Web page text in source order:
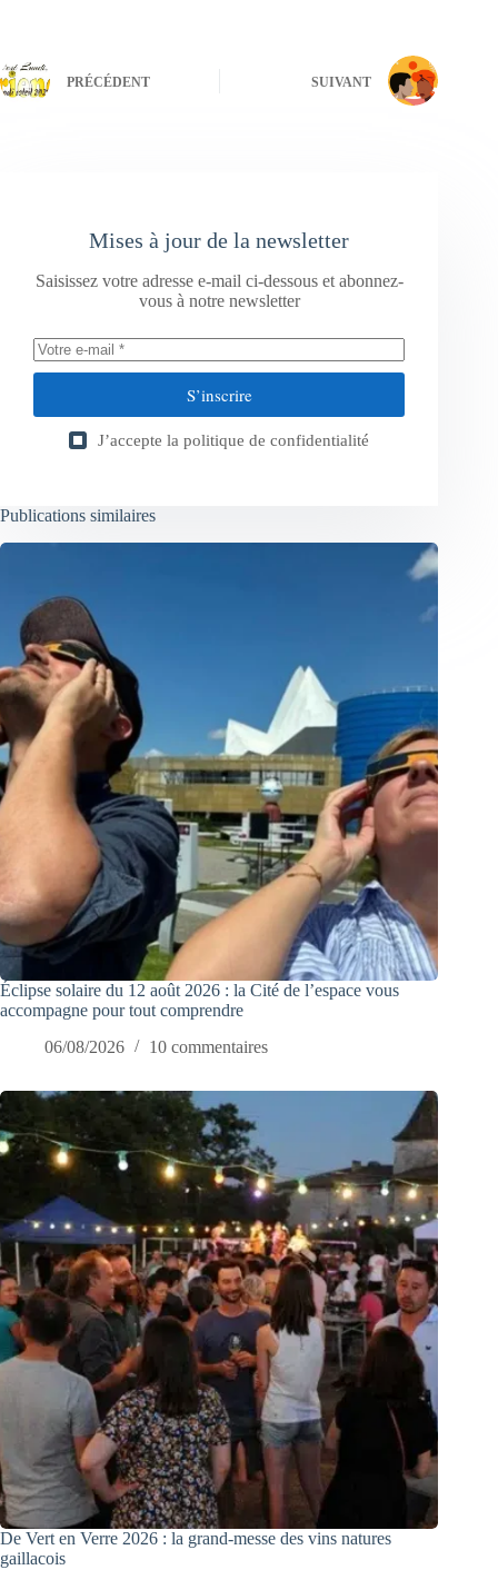
PRÉCÉDENT SUIVANT
Mises à jour de la newsletter
Saisissez votre adresse e-mail ci-dessous et abonnez-
vous à notre newsletter
S’inscrire
J’accepte la politique de confidentialité
Publications similaires
Éclipse solaire du 12 août 2026 : la Cité de l’espace vous
accompagne pour tout comprendre
06/08/2026
10 commentaires
De Vert en Verre 2026 : la grand-messe des vins natures
gaillacois